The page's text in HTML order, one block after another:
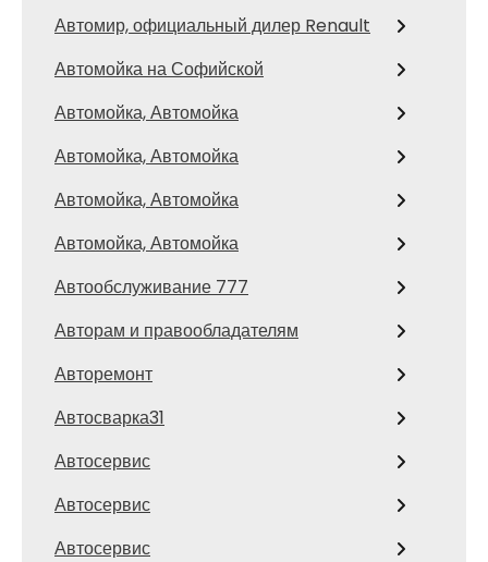
Автомир, официальный дилер Renault
Автомойка на Софийской
Автомойка, Автомойка
Автомойка, Автомойка
Автомойка, Автомойка
Автомойка, Автомойка
Автообслуживание 777
Авторам и правообладателям
Авторемонт
Автосварка31
Автосервис
Автосервис
Автосервис